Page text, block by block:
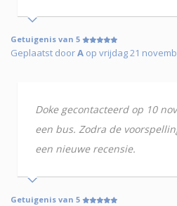
Getuigenis van 5
Geplaatst doorA op vrijdag 21
Doke gecontacteerd op 10
een bus. Zodra de
een nieuwe recensie.
Getuigenis van 5